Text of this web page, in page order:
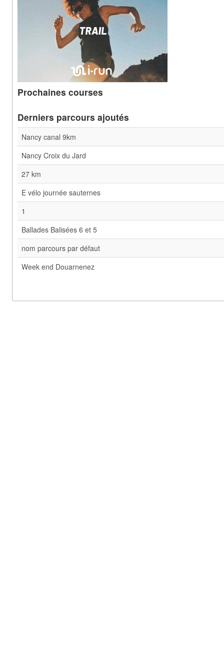
Prochaines courses
Derniers parcours ajoutés
Nancy canal 9km
Nancy Croix du Jard
27 km
E vélo journée sauternes
1
Ballades Balisées 6 et 5
nom parcours par défaut
Week end Douarnenez